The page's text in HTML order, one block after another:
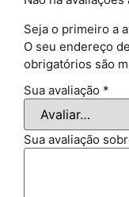
Seja o primeiro a
O seu endereço
obrigatórios são
Sua avaliação *
Sua avaliação